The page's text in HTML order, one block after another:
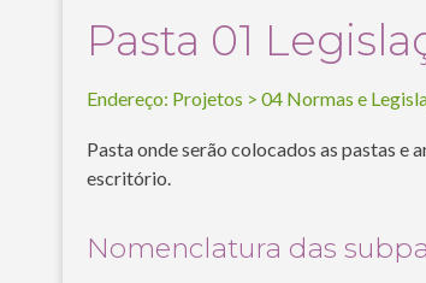
Pasta 01
Endereço: Projetos > 04 Normas e
Pasta onde serão colocados as pastas e
escritório.
Nomenclatura das